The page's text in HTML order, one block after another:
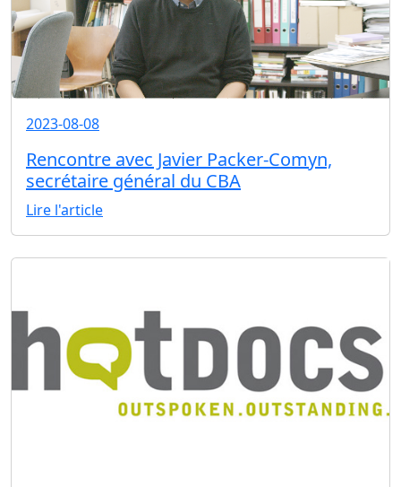
2023-08-08
Rencontre avec Javier Packer-Comyn,
secrétaire général du CBA
Lire l'article